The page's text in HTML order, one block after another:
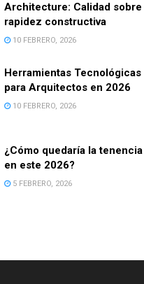
Architecture: Calidad sobre
rapidez constructiva
10 FEBRERO, 2026
Herramientas Tecnológicas
para Arquitectos en 2026
10 FEBRERO, 2026
¿Cómo quedaría la tenencia
en este 2026?
5 FEBRERO, 2026